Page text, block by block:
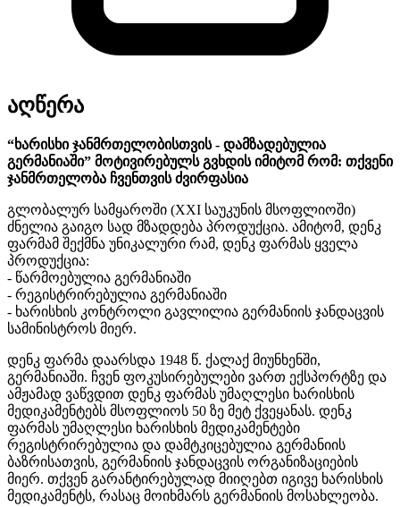
აღწერა
“ხარისხი ჯანმრთელობისთვის - დამზადებულია
გერმანიაში” მოტივირებულს გვხდის იმიტომ რომ: თქვენი
ჯანმრთელობა ჩვენთვის ძვირფასია
გლობალურ სამყაროში (XXI საუკუნის მსოფლიოში)
ძნელია გაიგო სად მზადდება პროდუქცია. ამიტომ, დენკ
ფარმამ შექმნა უნიკალური რამ, დენკ ფარმას ყველა
პროდუქცია:
- წარმოებულია გერმანიაში
- რეგისტრირებულია გერმანიაში
- ხარისხის კონტროლი გავლილია გერმანიის ჯანდაცვის
სამინისტროს მიერ.
დენკ ფარმა დაარსდა 1948 წ. ქალაქ მიუნხენში,
გერმანიაში. ჩვენ ფოკუსირებულები ვართ ექსპორტზე და
ამჟამად ვაწვდით დენკ ფარმას უმაღლესი ხარისხის
მედიკამენტებს მსოფლიოს 50 ზე მეტ ქვეყანას. დენკ
ფარმას უმაღლესი ხარისხის მედიკამენტები
რეგისტრირებულია და დამტკიცებულია გერმანიის
ბაზრისათვის, გერმანიის ჯანდაცვის ორგანიზაციების
მიერ. თქვენ გარანტირებულად მიიღებთ იგივე ხარისხის
მედიკამენტს, რასაც მოიხმარს გერმანიის მოსახლეობა.